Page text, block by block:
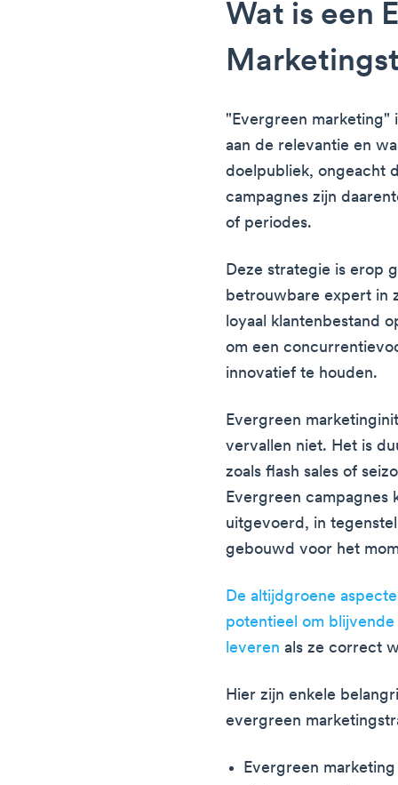
Wat is een
"Evergreen marketing"
aan de relevantie en
doelpubliek, ongeacht
campagnes zijn
of periodes.
Deze strategie is erop
betrouwbare expert in
loyaal klantenbestand
om een
innovatief te houden.
Evergreen
vervallen niet. Het is
zoals flash sales of
Evergreen campagnes
uitgevoerd, in
gebouwd voor het
De altijdgroene
potentieel om
leveren als ze correct
Hier zijn enkele
evergreen
Evergreen